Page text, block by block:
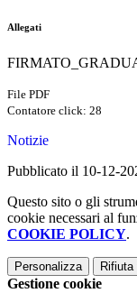
Allegati
File PDF
Contatore click: 28
Notizie
Pubblicato il 10-12-
Questo sito o gli
cookie necessari al
COOKIE POLICY.
Personalizza Rifiuta
Gestione cookie